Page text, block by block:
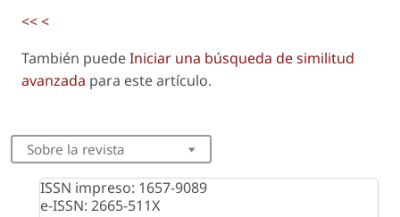
<<<
También puedeIniciar una búsqueda de similitud
avanzada para este artículo.
Sobre la revista
ISSN impreso: 1657-9089
e-ISSN: 2665-511X